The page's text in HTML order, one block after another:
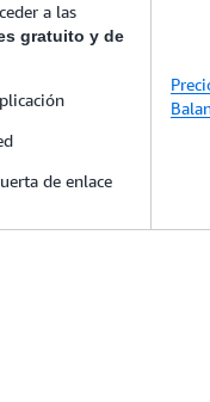
a las
gratuito y de
de enlace